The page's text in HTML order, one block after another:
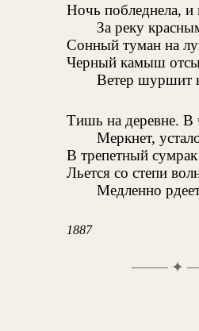
Ночь побледнела, и
За реку
Сонный туман на
Черный камыш
Ветер шуршит
Тишь на деревне. В
Меркнет,
В трепетный
Льется со степи
Медленно
1887
✦